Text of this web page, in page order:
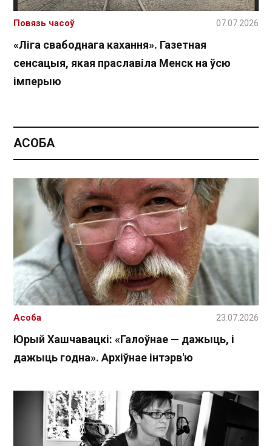
«Ліга свабоднага кахання». Газетная
сенсацыя, якая праславіла Менск на ўсю
імперыю
Повязь часоў 07.07.2026
АСОБА
Юрый Хашчавацкі: «Галоўнае — дажыць, і
дажыць годна». Архіўнае інтэрв'ю
Асоба 23.07.2026